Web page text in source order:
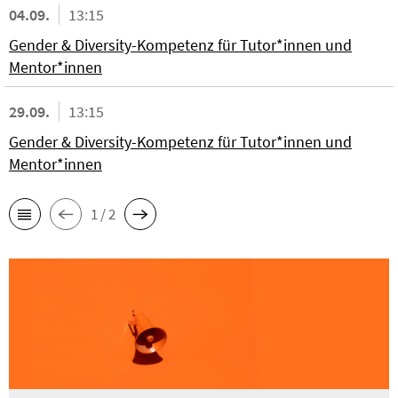
04.09.
13:15
Gender & Diversity-Kompetenz für Tutor*innen und
Mentor*innen
29.09.
13:15
Gender & Diversity-Kompetenz für Tutor*innen und
Mentor*innen
1 / 2